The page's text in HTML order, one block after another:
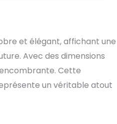
et élégant, affichant une
Avec des dimensions
Cette
un véritable atout